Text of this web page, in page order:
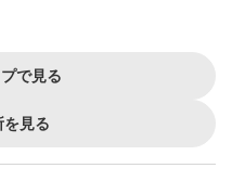
で見る
を見る